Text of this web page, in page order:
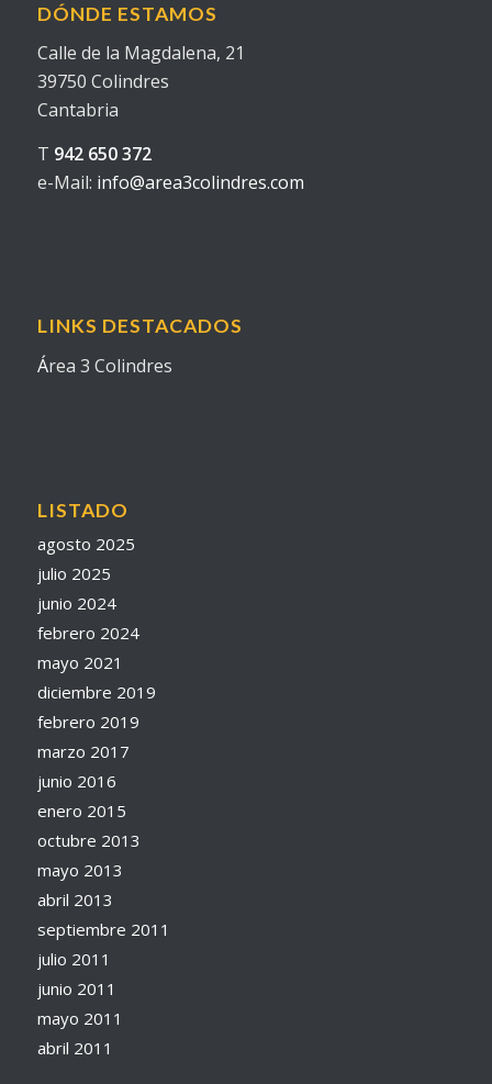
DÓNDE ESTAMOS
Calle de la Magdalena, 21
39750 Colindres
Cantabria
T 942 650 372
e-Mail: info@area3colindres.com
LINKS DESTACADOS
Área 3 Colindres
LISTADO
agosto 2025
julio 2025
junio 2024
febrero 2024
mayo 2021
diciembre 2019
febrero 2019
marzo 2017
junio 2016
enero 2015
octubre 2013
mayo 2013
abril 2013
septiembre 2011
julio 2011
junio 2011
mayo 2011
abril 2011